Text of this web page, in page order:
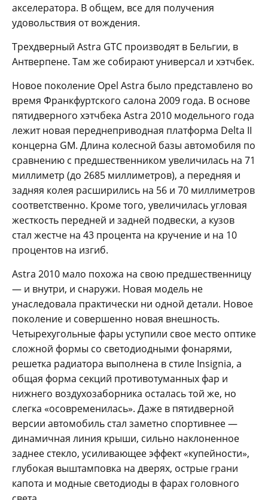
акселератора. В общем, все для получения
удовольствия от вождения.
Трехдверный Astra GTC производят в Бельгии, в
Антверпене. Там же собирают универсал и хэтчбек.
Новое поколение Opel Astra было представлено во
время Франкфуртского салона 2009 года. В основе
пятидверного хэтчбека Astra 2010 модельного года
лежит новая переднеприводная платформа Delta II
концерна GM. Длина колесной базы автомобиля по
сравнению с предшественником увеличилась на 71
миллиметр (до 2685 миллиметров), а передняя и
задняя колея расширились на 56 и 70 миллиметров
соответственно. Кроме того, увеличилась угловая
жесткость передней и задней подвески, а кузов
стал жестче на 43 процента на кручение и на 10
процентов на изгиб.
Astra 2010 мало похожа на свою предшественницу
— и внутри, и снаружи. Новая модель не
унаследовала практически ни одной детали. Новое
поколение и совершенно новая внешность.
Четырехугольные фары уступили свое место оптике
сложной формы со светодиодными фонарями,
решетка радиатора выполнена в стиле Insignia, а
общая форма секций противотуманных фар и
нижнего воздухозаборника осталась той же, но
слегка «осовременилась». Даже в пятидверной
версии автомобиль стал заметно спортивнее —
динамичная линия крыши, сильно наклоненное
заднее стекло, усиливающее эффект «купейности»,
глубокая выштамповка на дверях, острые грани
капота и модные светодиоды в фарах головного